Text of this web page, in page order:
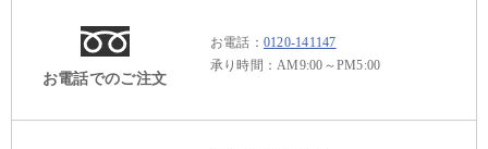
お電話でのご注文
お電話： 0120-141147
承り時間：AM9:00～PM5:00